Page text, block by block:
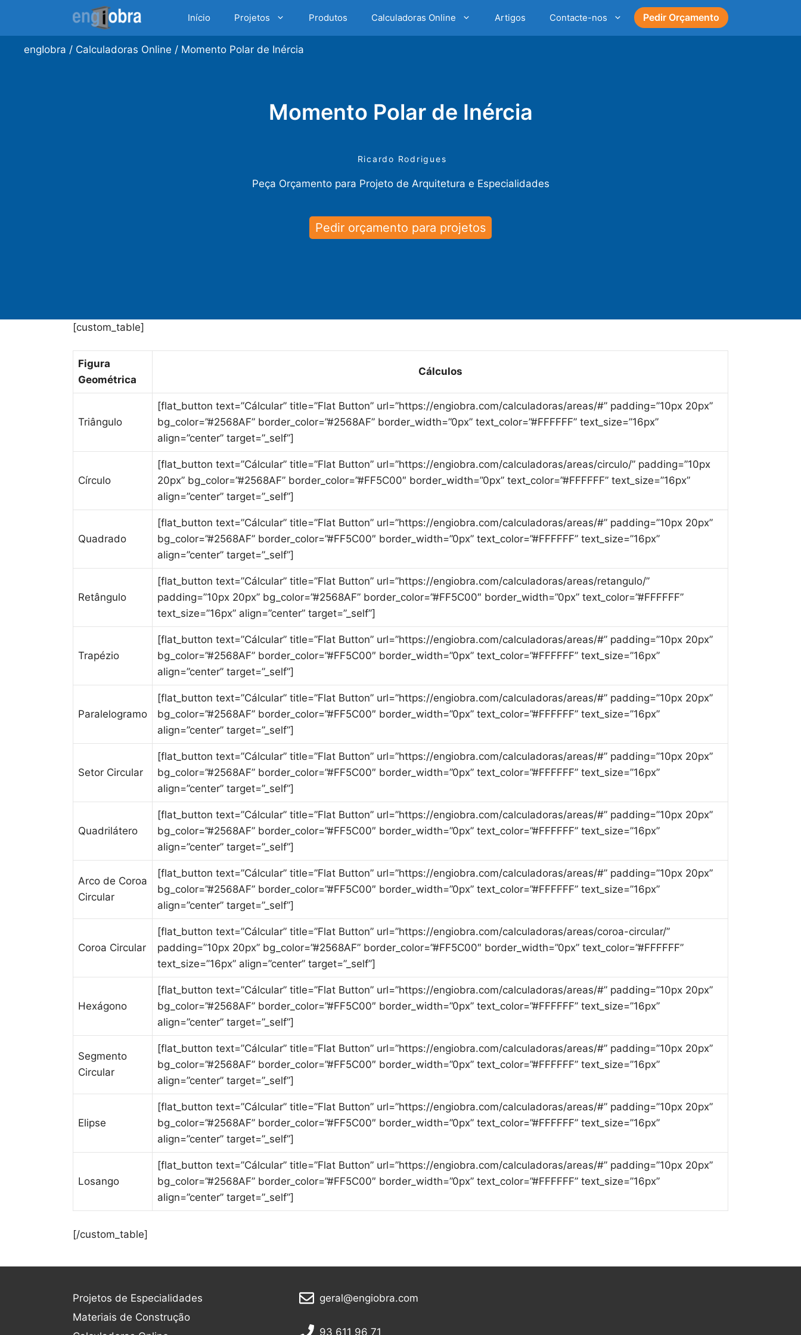
o
conteúdo
Início Projetos Produtos Calculadoras Online Artigos Contacte-nos Pedir Orçamento
engIobra / Calculadoras Online / Momento Polar de Inércia
Momento Polar de Inércia
Ricardo Rodrigues
Peça Orçamento para Projeto de Arquitetura e Especialidades
Pedir orçamento para projetos
[custom_table]
Figura
Geométrica
Cálculos
Triângulo
[flat_button text=”Cálcular” title=”Flat Button” url=”https://engiobra.com/calculadoras/areas/#” padding=”10px 20px”
bg_color=”#2568AF” border_color=”#2568AF” border_width=”0px” text_color=”#FFFFFF” text_size=”16px”
align=”center” target=”_self”]
Círculo
[flat_button text=”Cálcular” title=”Flat Button” url=”https://engiobra.com/calculadoras/areas/circulo/” padding=”10px
20px” bg_color=”#2568AF” border_color=”#FF5C00″ border_width=”0px” text_color=”#FFFFFF” text_size=”16px”
align=”center” target=”_self”]
Quadrado
[flat_button text=”Cálcular” title=”Flat Button” url=”https://engiobra.com/calculadoras/areas/#” padding=”10px 20px”
bg_color=”#2568AF” border_color=”#FF5C00″ border_width=”0px” text_color=”#FFFFFF” text_size=”16px”
align=”center” target=”_self”]
Retângulo
[flat_button text=”Cálcular” title=”Flat Button” url=”https://engiobra.com/calculadoras/areas/retangulo/”
padding=”10px 20px” bg_color=”#2568AF” border_color=”#FF5C00″ border_width=”0px” text_color=”#FFFFFF”
text_size=”16px” align=”center” target=”_self”]
Trapézio
[flat_button text=”Cálcular” title=”Flat Button” url=”https://engiobra.com/calculadoras/areas/#” padding=”10px 20px”
bg_color=”#2568AF” border_color=”#FF5C00″ border_width=”0px” text_color=”#FFFFFF” text_size=”16px”
align=”center” target=”_self”]
Paralelogramo
[flat_button text=”Cálcular” title=”Flat Button” url=”https://engiobra.com/calculadoras/areas/#” padding=”10px 20px”
bg_color=”#2568AF” border_color=”#FF5C00″ border_width=”0px” text_color=”#FFFFFF” text_size=”16px”
align=”center” target=”_self”]
Setor Circular
[flat_button text=”Cálcular” title=”Flat Button” url=”https://engiobra.com/calculadoras/areas/#” padding=”10px 20px”
bg_color=”#2568AF” border_color=”#FF5C00″ border_width=”0px” text_color=”#FFFFFF” text_size=”16px”
align=”center” target=”_self”]
Quadrilátero
[flat_button text=”Cálcular” title=”Flat Button” url=”https://engiobra.com/calculadoras/areas/#” padding=”10px 20px”
bg_color=”#2568AF” border_color=”#FF5C00″ border_width=”0px” text_color=”#FFFFFF” text_size=”16px”
align=”center” target=”_self”]
Arco de Coroa
Circular
[flat_button text=”Cálcular” title=”Flat Button” url=”https://engiobra.com/calculadoras/areas/#” padding=”10px 20px”
bg_color=”#2568AF” border_color=”#FF5C00″ border_width=”0px” text_color=”#FFFFFF” text_size=”16px”
align=”center” target=”_self”]
Coroa Circular
[flat_button text=”Cálcular” title=”Flat Button” url=”https://engiobra.com/calculadoras/areas/coroa-circular/”
padding=”10px 20px” bg_color=”#2568AF” border_color=”#FF5C00″ border_width=”0px” text_color=”#FFFFFF”
text_size=”16px” align=”center” target=”_self”]
Hexágono
[flat_button text=”Cálcular” title=”Flat Button” url=”https://engiobra.com/calculadoras/areas/#” padding=”10px 20px”
bg_color=”#2568AF” border_color=”#FF5C00″ border_width=”0px” text_color=”#FFFFFF” text_size=”16px”
align=”center” target=”_self”]
Segmento
Circular
[flat_button text=”Cálcular” title=”Flat Button” url=”https://engiobra.com/calculadoras/areas/#” padding=”10px 20px”
bg_color=”#2568AF” border_color=”#FF5C00″ border_width=”0px” text_color=”#FFFFFF” text_size=”16px”
align=”center” target=”_self”]
Elipse
[flat_button text=”Cálcular” title=”Flat Button” url=”https://engiobra.com/calculadoras/areas/#” padding=”10px 20px”
bg_color=”#2568AF” border_color=”#FF5C00″ border_width=”0px” text_color=”#FFFFFF” text_size=”16px”
align=”center” target=”_self”]
Losango
[flat_button text=”Cálcular” title=”Flat Button” url=”https://engiobra.com/calculadoras/areas/#” padding=”10px 20px”
bg_color=”#2568AF” border_color=”#FF5C00″ border_width=”0px” text_color=”#FFFFFF” text_size=”16px”
align=”center” target=”_self”]
[/custom_table]
Projetos de Especialidades
Materiais de Construção
geral@engiobra.com
93 611 96 71